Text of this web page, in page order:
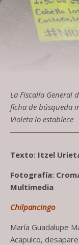
La Fiscalía General
ficha de búsqueda
Violeta lo establece
Texto: Itzel
Fotografía:
Multimedia
Chilpancingo
María Guadalupe
Acapulco,